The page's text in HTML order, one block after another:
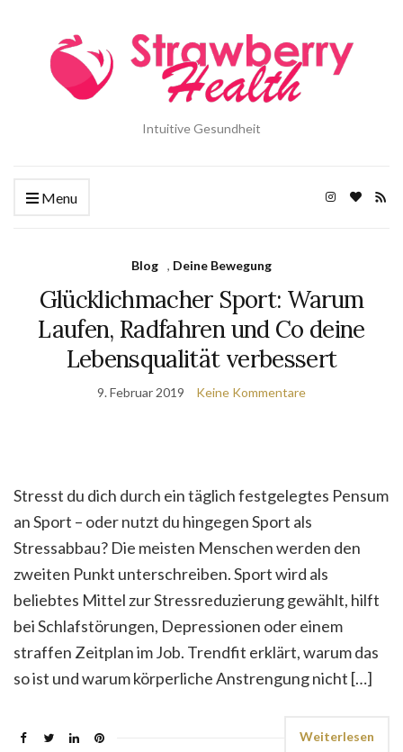
Intuitive Gesundheit
Menu
Blog , Deine Bewegung
Glücklichmacher Sport: Warum
Laufen, Radfahren und Co deine
Lebensqualität verbessert
9. Februar 2019 Keine Kommentare
Stresst du dich durch ein täglich festgelegtes Pensum
an Sport – oder nutzt du hingegen Sport als
Stressabbau? Die meisten Menschen werden den
zweiten Punkt unterschreiben. Sport wird als
beliebtes Mittel zur Stressreduzierung gewählt, hilft
bei Schlafstörungen, Depressionen oder einem
straffen Zeitplan im Job. Trendfit erklärt, warum das
so ist und warum körperliche Anstrengung nicht […]
Weiterlesen